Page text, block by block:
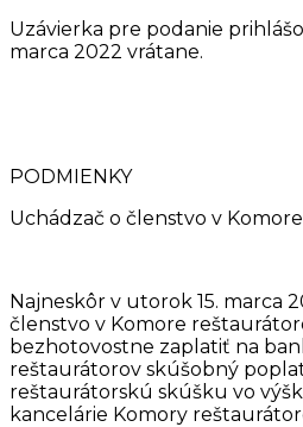
Uzávierka pre podanie
marca 2022 vrátane.
PODMIENKY
Uchádzač o členstvo v
Najneskôr v utorok 15. marca
členstvo v Komore
bezhotovostne zaplatiť na
reštaurátorov skúšobný
reštaurátorskú skúšku vo
kancelárie Komory